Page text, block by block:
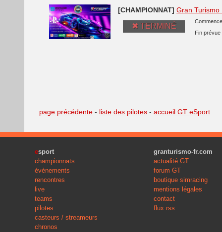
[CHAMPIONNAT] Gran Turismo
✖ TERMINÉ
Fin
page précédente - liste des pilotes - accueil GT eSport
esport
championnats
évènements
rencontres
live
teams
pilotes
casteurs / streameurs
chronos
granturismo-fr.com
actualité GT
forum GT
boutique simracing
mentions légales
contact
flux rss